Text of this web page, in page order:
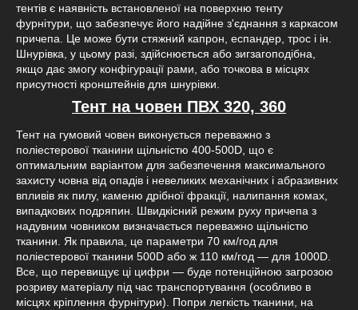
тентів є наявність встановленої на поверхню тенту
фурнітури, що забезпечує його надійне з'єднання з каркасом
причепа. Це може бути стяжний капрон, еспандер, трос і ін.
Шнурівка, у цьому разі, здійснюється або зигзагоподібна,
якщо дає змогу конфігурації рами, або точкова в місцях
присутності кронштейнів для шнурівки.
Тент на човен ПВХ 320, 360
Тент на гумовий човен виконується переважно з
поліестерової тканини щільністю 400-500D, що є
оптимальним варіантом для забезпечення максимального
захисту човна від опадів і невеликих механічних і абразивних
впливів як пилу, каменю дрібної фракції, налипання комах,
випадкових подряпин. Швидкісний режим руху причепа з
надувним човником визначається переважно щільністю
тканини. Як правила, це параметри 70 км/год для
поліестерової тканини 500D або ж 110 км/год — для 1000D.
Все, що перевищує ці цифри — буде потенційною загрозою
розриву матеріалу під час транспортування (особливо в
місцях кріплення фурнітури). Попри легкість тканини, на